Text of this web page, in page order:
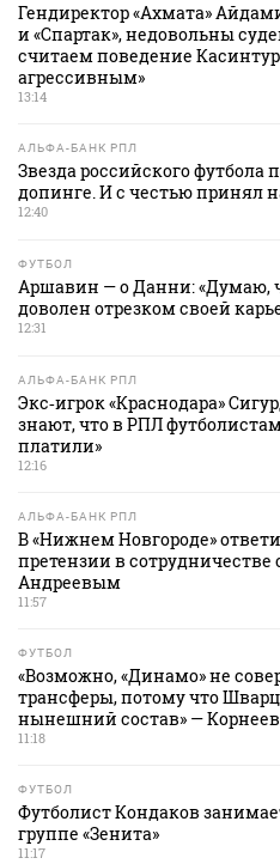
Гендиректор «Ахмата»
и «Спартак», недовольны
считаем поведение
агрессивным»
13:14
АЛЬФА-БАНК РПЛ
Звезда российского футбола
допинге. И с честью принял
12:40
ФУТБОЛ
Аршавин — о Данни: «Думаю,
доволен отрезком своей
12:31
АЛЬФА-БАНК РПЛ
Экс‑игрок «Краснодара»
знают, что в РПЛ
платили»
12:16
АЛЬФА-БАНК РПЛ
В «Нижнем Новгороде»
претензии в сотрудничестве
Андреевым
11:57
ФУТБОЛ
«Возможно, «Динамо» не
трансферы, потому что
нынешний состав» — Корнеев
11:18
ФУТБОЛ
Футболист Кондаков
группе «Зенита»
11:17